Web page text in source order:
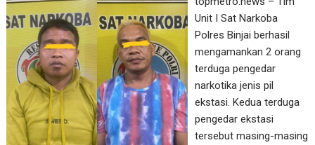
Unit I Sat Narkoba
Polres Binjai berhasil
mengamankan 2 orang
terduga pengedar
narkotika jenis pil
ekstasi. Kedua terduga
pengedar ekstasi
tersebut masing-masing